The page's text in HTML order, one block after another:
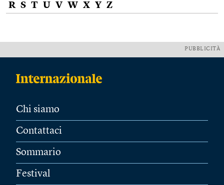
R S T U V W X Y Z
PUBBLICITÀ
Chi siamo
Contattaci
Sommario
Festival